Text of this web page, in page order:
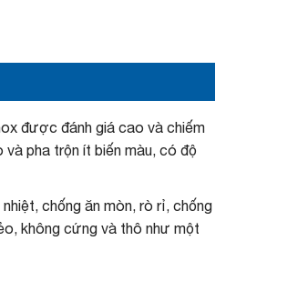
được đánh giá cao và chiếm
pha trộn ít biến màu, có độ
chống ăn mòn, rò rỉ, chống
không cứng và thô như một